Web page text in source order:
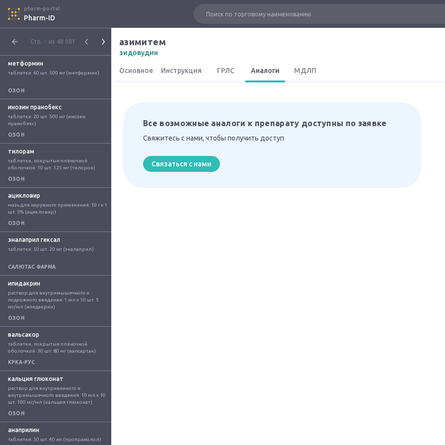
pharm-portal
Pharm-ID
Стр. 1 из 48 081
метформин
таблетки: 60 шт. 500 мг (метформин)
ОЗОН
инозин пранобекс
таблетки: 20 шт. 500 мг (инозин
пранобекс)
ОЗОН
тилорам
таблетки, покрытые плёночной
оболочкой: 10 шт. 125 мг (тилорон)
ОЗОН
ацикловир
мазь для наружного применения: 10 г x 1
шт. 5% (ацикловир)
ОЗОН
эналаприл гексал
таблетки: 50 шт. 20 мг (эналаприл)
САЛЮТАС ФАРМА
ипидакрин
раствор для внутримышечного и
подкожного введения: 1 мл x 10 шт. 5
мг/мл (ипидакрин)
ОЗОН
вальсакор
таблетки, покрытые плёночной
оболочкой: 30 шт. 80 мг (валсартан)
КРКА-РУС
кальция глюконат
раствор для внутривенного и
внутримышечного введения: 10 мл x 10
шт. 100 мг/мл (кальция глюконат)
ОЗОН
анаприлин
таблетки: 50 шт. 40 мг (пропранолол)
азимитем
зидовудин
Основное Инструкция ГРЛС Аналоги МДЛП
Все возможные аналоги к препарату доступны по заявке
Свяжитесь с нами, чтобы получить доступ
Связаться с нами